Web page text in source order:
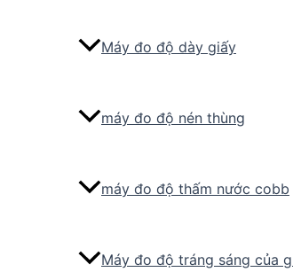
Máy đo độ dày giấy
máy đo độ nén thùng
máy đo độ thấm nước cobb
Máy đo độ tráng sáng của